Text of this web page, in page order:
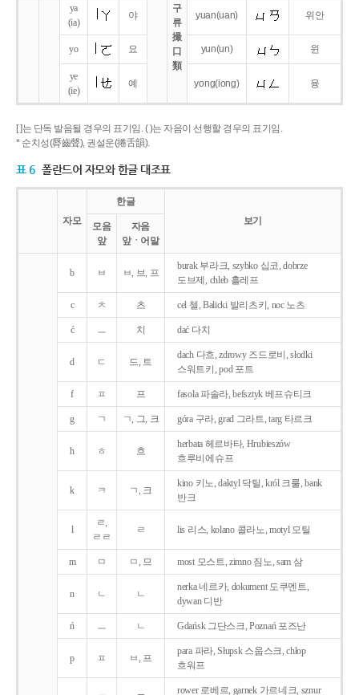
구
류
撮
口
類
ya
(ia)
야 yuan(uan) 위안
yo 요 yun(un) 윈
ye
(ie)
예 yong(iong) 융
[ ]는 단독 발음될 경우의 표기임. ( )는 자음이 선행할 경우의 표기임.
* 순치성(脣齒聲), 권설운(捲舌韻).
표 6 폴란드어 자모와 한글 대조표
자모
한글
보기
모음
앞
자음
앞ㆍ어말
b ㅂ ㅂ, 브, 프
burak 부라크, szybko 십코, dobrze
도브제, chleb 흘레프
c ㅊ 츠 cel 첼, Balicki 발리츠키, noc 노츠
ć ㅡ 치 dać 다치
d ㄷ 드, 트
dach 다흐, zdrowy 즈드로비, słodki
스워트키, pod 포트
f ㅍ 프 fasola 파솔라, befsztyk 베프슈티크
g ㄱ ㄱ, 그, 크 góra 구라, grad 그라트, targ 타르크
h ㅎ 흐
herbata 헤르바타, Hrubieszów
흐루비에슈프
k ㅋ ㄱ, 크
kino 키노, daktyl 닥틸, król 크룰, bank
반크
l
ㄹ,
ㄹㄹ
ㄹ lis 리스, kolano 콜라노, motyl 모틸
m ㅁ ㅁ, 므 most 모스트, zimno 짐노, sam 삼
n ㄴ ㄴ
nerka 네르카, dokument 도쿠멘트,
dywan 디반
ń ㅡ ㄴ Gdańsk 그단스크, Poznań 포즈난
p ㅍ ㅂ, 프
para 파라, Słupsk 스웁스크, chłop
흐워프
rower 로베르, garnek 가르네크, sznur